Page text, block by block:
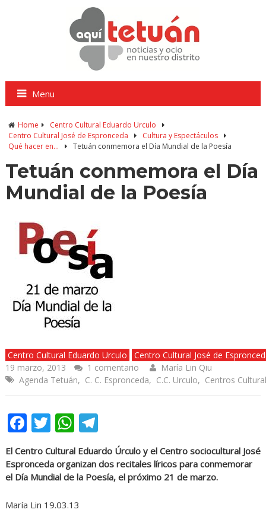
Menu
Home
Centro Cultural Eduardo Urculo
Centro Cultural José de Espronceda
Cultura y Espectáculos
Qué hacer en...
Tetuán conmemora el Día Mundial de la Poesía
Tetuán conmemora el Día
Mundial de la Poesía
Centro Cultural Eduardo Urculo
Centro Cultural José de
19 marzo, 2013
1 comentario
María Lin Qiu
Agenda Tetuán, C. C. Espronceda, C.C. Urculo, Centros
Facebook
Twitter
WhatsApp
Telegram
El Centro Cultural Eduardo Úrculo y el Centro sociocultural José
Espronceda organizan dos recitales líricos para conmemorar
el Día Mundial de la Poesía, el próximo 21 de marzo.
María Lin 19.03.13